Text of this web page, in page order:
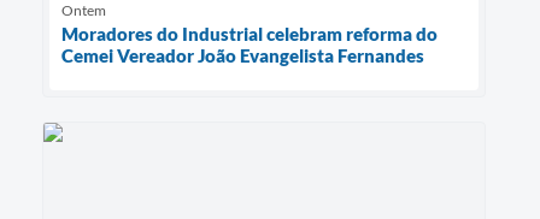
Ontem
Moradores do Industrial celebram reforma do
Cemei Vereador João Evangelista Fernandes